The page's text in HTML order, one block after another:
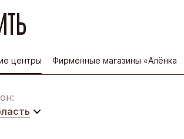
центры Фирменные магазины «Алёнка»